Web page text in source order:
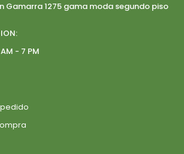
Gamarra 1275 gama moda segundo piso
- 7 PM